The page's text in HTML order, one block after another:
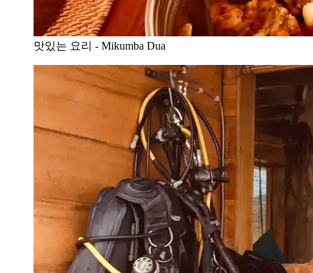
맛있는 요리 - Mikumba Dua